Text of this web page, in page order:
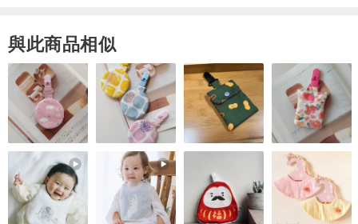
與此商品相似